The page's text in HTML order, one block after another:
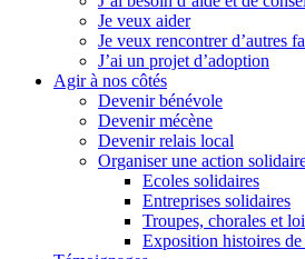
Je veux aider
Je veux rencontrer d’autres
J’ai un projet d’adoption
Agir à nos côtés
Devenir bénévole
Devenir mécène
Devenir relais local
Organiser une action
Ecoles solidaires
Entreprises solidaires
Troupes, chorales et
Exposition histoires